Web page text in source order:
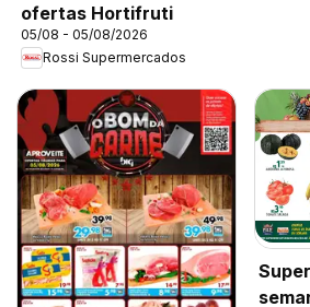
ofertas Hortifruti
05/08 - 05/08/2026
Rossi Supermercados